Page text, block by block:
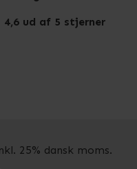
4,6 ud af 5 stjerner
25% dansk moms.